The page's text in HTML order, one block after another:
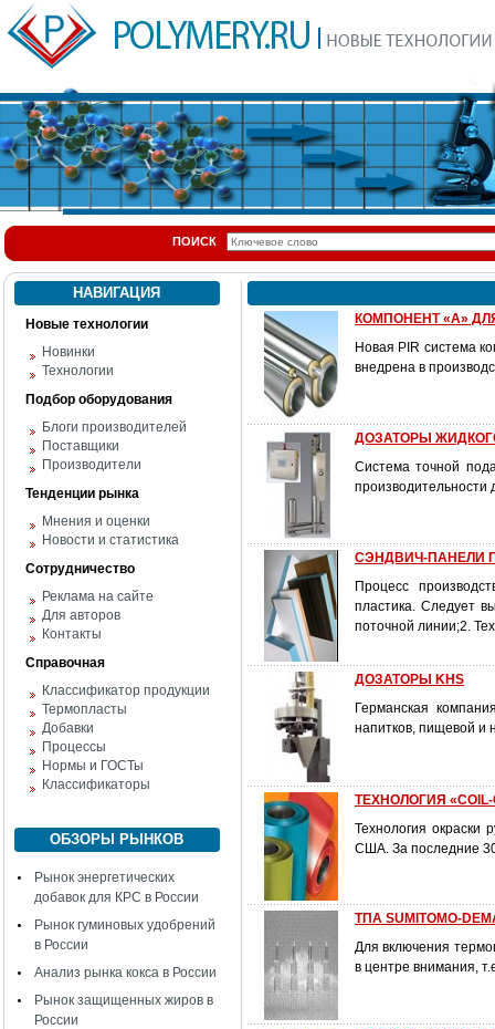
ПОИСК
НАВИГАЦИЯ
Новые технологии
Новинки
Технологии
Подбор оборудования
Блоги производителей
Поставщики
Производители
Тенденции рынка
Мнения и оценки
Новости и статистика
Сотрудничество
Реклама на сайте
Для авторов
Контакты
Справочная
Классификатор продукции
Термопласты
Добавки
Процессы
Нормы и ГОСТы
Классификаторы
ОБЗОРЫ РЫНКОВ
Рынок энергетических
добавок для КРС в России
Рынок гуминовых удобрений
в России
Анализ рынка кокса в России
Рынок защищенных жиров в
России
КОМПОНЕНТ «А»
Новая PIR система
внедрена в
ДОЗАТОРЫ ЖИДКОГО
Система точной
производительности
СЭНДВИЧ-ПАНЕЛИ
Процесс
пластика. Следует
поточной линии;2.
ДОЗАТОРЫ KHS
Германская
напитков, пищевой
ТЕХНОЛОГИЯ «COIL-
Технология окраски
США. За последние
ТПА SUMITOMO-
Для включения
в центре внимания,